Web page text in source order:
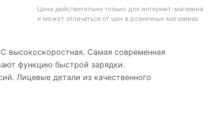
Цена действительна только для интернет-магазина
и может отличаться от цен в розничных магазинах
высокоскоростная. Самая современная
функцию быстрой зарядки.
Лицевые детали из качественного